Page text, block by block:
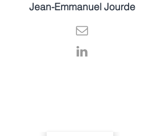
Jean-Emmanuel Jourde